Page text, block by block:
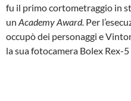
fu il primo cortometraggio in
un Academy Award. Per
occupò dei personaggi e
la sua fotocamera Bolex Rex-